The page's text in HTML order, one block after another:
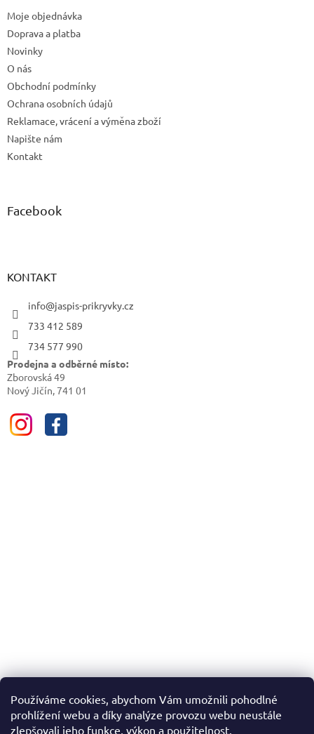
Používáme cookies, abychom Vám umožnili pohodlné
prohlížení webu a díky analýze provozu webu neustále
zlepšovali jeho funkce, výkon a použitelnost.
Moje objednávka
Doprava a platba
Novinky
O nás
Obchodní podmínky
Ochrana osobních údajů
Reklamace, vrácení a výměna zboží
Napište nám
Kontakt
Facebook
KONTAKT
info@jaspis-prikryvky.cz
733 412 589
734 577 990
Prodejna a odběrné místo:
Zborovská 49
Nový Jičín, 741 01